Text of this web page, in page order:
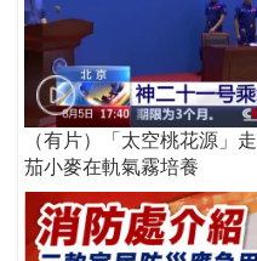
（有片）「太空桃花源」
茄小麥在軌氣霧培養